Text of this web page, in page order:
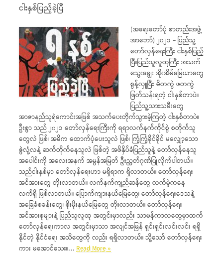
ငါးနှစ်ပြည့်ခဲ့ပြီ
(အရေးတော်ပုံ စာတည်းအဖွဲ့
အာဘော်) ၂၀၂၁ – ပြည်သူ့
တော်လှန်ရေးကြီး ငါးနှစ်ပြည့်
ပြီ။ပြည်သူလူထုကြီး အသက်
သွေးချွေး အိုးအိမ်မြေယာတွေ
စွန့်လှူပြီး မိတကွဲ ဖတကွဲ
ဖြတ်သန်းရတဲ့ ငါးနှစ်တာပဲ။
ပြည်သူ့သားသမီးတွေ
အာဇာနည်သူရဲကောင်းအဖြစ် အသက်ပေးတိုက်သွားခဲ့ကြတဲ့ ငါးနှစ်တာပဲ။
ဦးစွာ သည် ၂၀၂၁ တော်လှန်ရေးကြီးကို ရရာလက်နက်ကိုင်စွဲ စတိုက်သူ
တွေလဲ ဖြစ်၊ အဓိက ထောက်ပံ့ပေးသူလဲ ဖြစ်၊ ကြံ့ကြံ့ခိုင်ခိုင် မလျှော့သော
ဇွဲလုံ့လနဲ့ ဆက်တိုက်နေသူလဲ ဖြစ်တဲ့ အဖိနှိပ်ခံပြည်သူနဲ့ တော်လှန်နေသူ
အပေါင်းကို အလေးအနက် အမွန်အမြတ် ဦးညွှတ်ဂုဏ်ပြုလိုက်ပါတယ်။
သည်ငါးနှစ်မှာ တော်လှန်ရေးဟာ မရှိရာက ရှိလာတယ်။ တော်လှန်ရေး
အင်အားတွေ တိုးလာတယ်။ လက်နက်ကျည်ဆန်တွေ လက်မဲ့ကနေ
လက်ရှိ ဖြစ်လာတယ်။ ပြောက်ကျားနယ်မြေတွေ၊ တော်လှန်ရေးဒေသနဲ့
အခြေခံစခန်းတွေ၊ စိုးမိုးနယ်မြေတွေ တိုးလာတယ်။ တော်လှန်ရေး
အင်အားစုများနဲ့ ပြည်သူလူထု အတွင်းမှာလည်း သာမန်ကာလတွေမှာထက်
တော်လှန်‌ရေးကာလ အတွင်းမှာသာ အလျင်အမြန် ရှင်းရှင်းလင်းလင်း ရရှိ
နိုင်တဲ့ နိုင်ငံရေး အသိတွေကို လည်း ရရှိလာတယ်။ သို့သော် တော်လှန်ရေး
ကား မအောင်သေး။…Read More »